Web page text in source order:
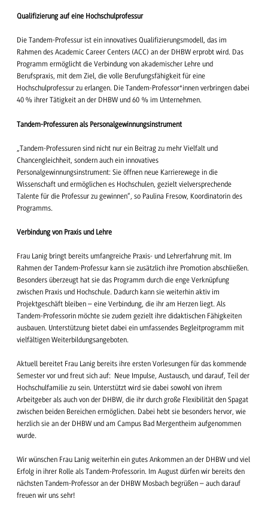
Qualifizierung auf eine Hochschulprofessur
Die Tandem-Professur ist ein innovatives Qualifizierungsmodell, das im
Rahmen des Academic Career Centers (ACC) an der DHBW erprobt wird. Das
Programm ermöglicht die Verbindung von akademischer Lehre und
Berufspraxis, mit dem Ziel, die volle Berufungsfähigkeit für eine
Hochschulprofessur zu erlangen. Die Tandem-Professor*innen verbringen dabei
40 % ihrer Tätigkeit an der DHBW und 60 % im Unternehmen.
Tandem-Professuren als Personalgewinnungsinstrument
„Tandem-Professuren sind nicht nur ein Beitrag zu mehr Vielfalt und
Chancengleichheit, sondern auch ein innovatives
Personalgewinnungsinstrument: Sie öffnen neue Karrierewege in die
Wissenschaft und ermöglichen es Hochschulen, gezielt vielversprechende
Talente für die Professur zu gewinnen“, so Paulina Fresow, Koordinatorin des
Programms.
Verbindung von Praxis und Lehre
Frau Lanig bringt bereits umfangreiche Praxis- und Lehrerfahrung mit. Im
Rahmen der Tandem-Professur kann sie zusätzlich ihre Promotion abschließen.
Besonders überzeugt hat sie das Programm durch die enge Verknüpfung
zwischen Praxis und Hochschule. Dadurch kann sie weiterhin aktiv im
Projektgeschäft bleiben – eine Verbindung, die ihr am Herzen liegt. Als
Tandem-Professorin möchte sie zudem gezielt ihre didaktischen Fähigkeiten
ausbauen. Unterstützung bietet dabei ein umfassendes Begleitprogramm mit
vielfältigen Weiterbildungsangeboten.
Aktuell bereitet Frau Lanig bereits ihre ersten Vorlesungen für das kommende
Semester vor und freut sich auf: Neue Impulse, Austausch, und darauf, Teil der
Hochschulfamilie zu sein. Unterstützt wird sie dabei sowohl von ihrem
Arbeitgeber als auch von der DHBW, die ihr durch große Flexibilität den Spagat
zwischen beiden Bereichen ermöglichen. Dabei hebt sie besonders hervor, wie
herzlich sie an der DHBW und am Campus Bad Mergentheim aufgenommen
wurde.
Wir wünschen Frau Lanig weiterhin ein gutes Ankommen an der DHBW und viel
Erfolg in ihrer Rolle als Tandem-Professorin. Im August dürfen wir bereits den
nächsten Tandem-Professor an der DHBW Mosbach begrüßen – auch darauf
freuen wir uns sehr!